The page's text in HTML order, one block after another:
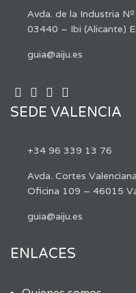
Avda. de la Industria
03440 – Ibi (Alicante)
guia@aiju.es
SEDE VALENCIA
+34 96 339 13 76
Avda. Cortes
Oficina 109 – 46015
guia@aiju.es
ENLACES